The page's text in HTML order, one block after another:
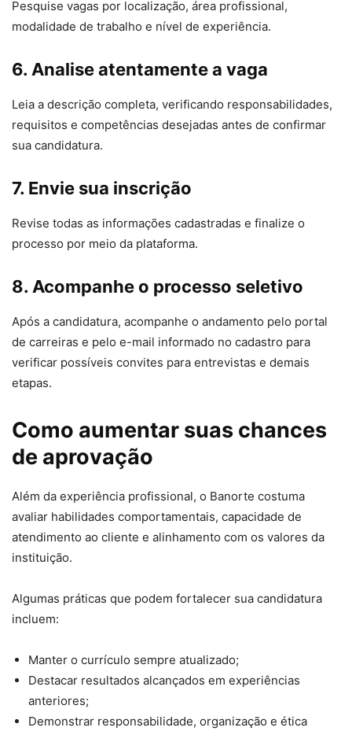
Pesquise vagas por localização, área profissional,
modalidade de trabalho e nível de experiência.
6. Analise atentamente a vaga
Leia a descrição completa, verificando responsabilidades,
requisitos e competências desejadas antes de confirmar
sua candidatura.
7. Envie sua inscrição
Revise todas as informações cadastradas e finalize o
processo por meio da plataforma.
8. Acompanhe o processo seletivo
Após a candidatura, acompanhe o andamento pelo portal
de carreiras e pelo e-mail informado no cadastro para
verificar possíveis convites para entrevistas e demais
etapas.
Como aumentar suas chances
de aprovação
Além da experiência profissional, o Banorte costuma
avaliar habilidades comportamentais, capacidade de
atendimento ao cliente e alinhamento com os valores da
instituição.
Algumas práticas que podem fortalecer sua candidatura
incluem:
Manter o currículo sempre atualizado;
Destacar resultados alcançados em experiências
anteriores;
Demonstrar responsabilidade, organização e ética